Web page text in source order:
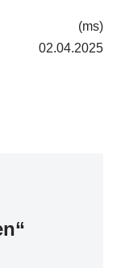
(ms)
02.04.2025